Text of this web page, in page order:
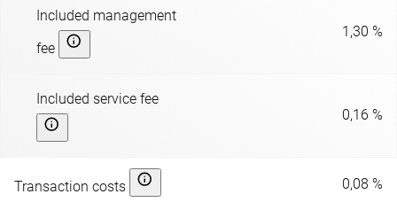
Included management
fee
1,30 %
Included service fee
0,16 %
Transaction costs 0,08 %